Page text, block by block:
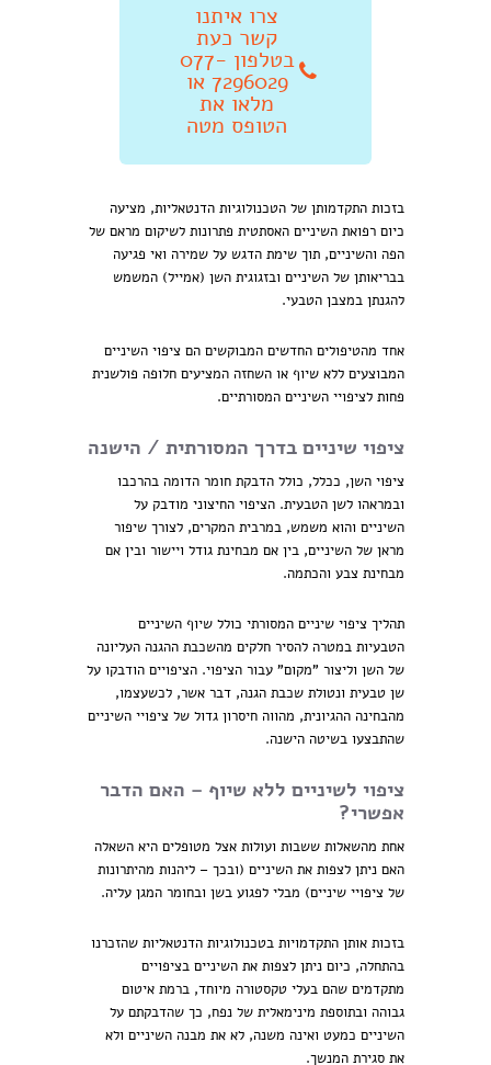
צרו איתנו
קשר כעת
בטלפון 077-
7296029 או
מלאו את
הטופס מטה
בזכות התקדמותן של הטכנולוגיות הדנטאליות, מציעה
כיום רפואת השיניים האסתטית פתרונות לשיקום מראם של
הפה והשיניים, תוך שימת הדגש על שמירה ואי פגיעה
בבריאותן של השיניים ובזגוגית השן (אמייל) המשמש
להגנתן במצבן הטבעי.
אחד מהטיפולים החדשים המבוקשים הם ציפוי השיניים
המבוצעים ללא שיוף או השחזה המציעים חלופה פולשנית
פחות לציפויי השיניים המסורתיים.
ציפוי שיניים בדרך המסורתית / הישנה
ציפוי השן, ככלל, כולל הדבקת חומר הדומה בהרכבו
ובמראהו לשן הטבעית. הציפוי החיצוני מודבק על
השיניים והוא משמש, במרבית המקרים, לצורך שיפור
מראן של השיניים, בין אם מבחינת גודל ויישור ובין אם
מבחינת צבע והכתמה.
תהליך ציפוי שיניים המסורתי כולל שיוף השיניים
הטבעיות במטרה להסיר חלקים מהשכבת ההגנה העליונה
של השן וליצור "מקום" עבור הציפוי. הציפויים הודבקו על
שן טבעית ונטולת שכבת הגנה, דבר אשר, לכשעצמו,
מהבחינה ההגיונית, מהווה חיסרון גדול של ציפויי השיניים
שהתבצעו בשיטה הישנה.
ציפוי לשיניים ללא שיוף – האם הדבר
אפשרי?
אחת מהשאלות ששבות ועולות אצל מטופלים היא השאלה
האם ניתן לצפות את השיניים (ובכך – ליהנות מהיתרונות
של ציפויי שיניים) מבלי לפגוע בשן ובחומר המגן עליה.
בזכות אותן התקדמויות בטכנולוגיות הדנטאליות שהזכרנו
בהתחלה, כיום ניתן לצפות את השיניים בציפויים
מתקדמים שהם בעלי טקסטורה מיוחד, ברמת איטום
גבוהה ובתוספת מינימאלית של נפח, כך שהדבקתם על
השיניים כמעט ואינה משנה, לא את מבנה השיניים ולא
את סגירת המנשך.